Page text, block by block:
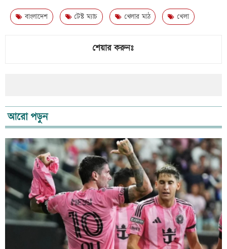
বাংলাদেশ টেস্ট ম্যাচ খেলার মাঠ খেলা
শেয়ার করুনঃ
আরো পড়ুন